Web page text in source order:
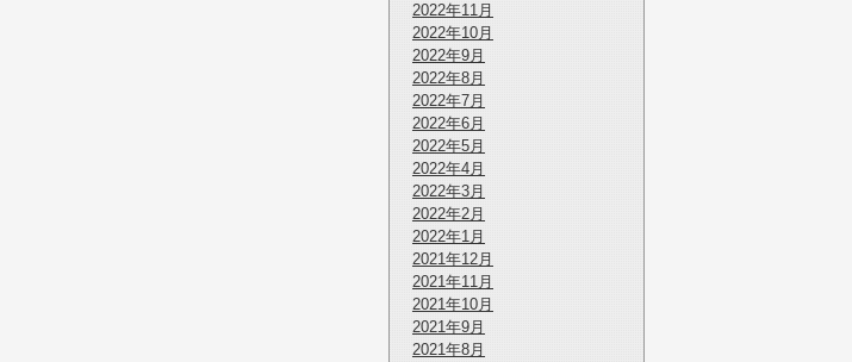
2022年11月
2022年10月
2022年9月
2022年8月
2022年7月
2022年6月
2022年5月
2022年4月
2022年3月
2022年2月
2022年1月
2021年12月
2021年11月
2021年10月
2021年9月
2021年8月